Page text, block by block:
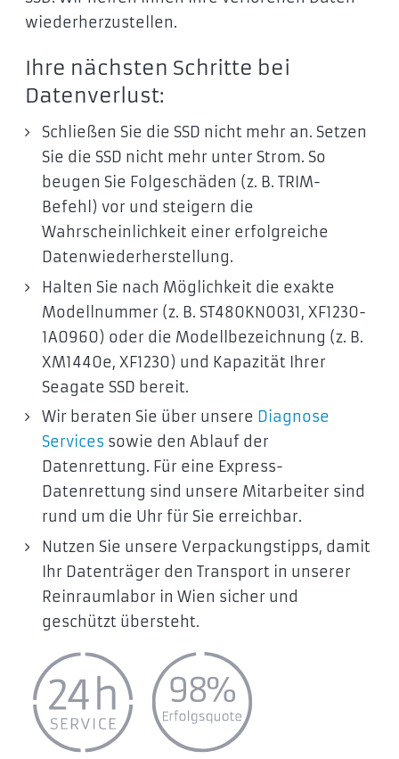
wiederherzustellen.
Ihre nächsten Schritte bei
Datenverlust:
Schließen Sie die SSD nicht mehr an. Setzen
Sie die SSD nicht mehr unter Strom. So
beugen Sie Folgeschäden (z. B. TRIM-
Befehl) vor und steigern die
Wahrscheinlichkeit einer erfolgreiche
Datenwiederherstellung.
Halten Sie nach Möglichkeit die exakte
Modellnummer (z. B. ST480KN0031, XF1230-
1A0960) oder die Modellbezeichnung (z. B.
XM1440e, XF1230) und Kapazität Ihrer
Seagate SSD bereit.
Wir beraten Sie über unsere Diagnose
Services sowie den Ablauf der
Datenrettung. Für eine Express-
Datenrettung sind unsere Mitarbeiter sind
rund um die Uhr für Sie erreichbar.
Nutzen Sie unsere Verpackungstipps, damit
Ihr Datenträger den Transport in unserer
Reinraumlabor in Wien sicher und
geschützt übersteht.